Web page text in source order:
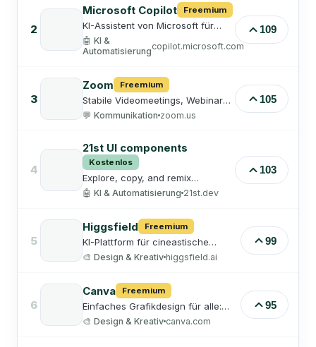
bestätigte Hinweise automatisch im
Store an.
2
Microsoft Copilot Freemium
KI-Assistent von Microsoft für
Web, Office und Windows –
beantwortet Fragen, schreibt
Texte und erstellt Bilder.
🤖 KI &
Automatisierungcopilot.microsoft.com
109
3
Zoom Freemium
Stabile Videomeetings, Webinare
und Bildschirmfreigabe.
💬 Kommunikation zoom.us
105
4
21st UI components
Kostenlos
Explore, copy, and remix
thousands of high-quality React
components published to the
and developers.
🤖 KI & Automatisierung 21st.dev
103
5
Higgsfield Freemium
KI-Plattform für cineastische
Videos und Kamerabewegungen –
verwandelt Bilder und Prompts in
🎨 Design & Kreativ higgsfield.ai
99
6
Canva Freemium
Einfaches Grafikdesign für alle:
Social-Media-Posts,
Präsentationen, Logos und mehr
🎨 Design & Kreativ canva.com
95